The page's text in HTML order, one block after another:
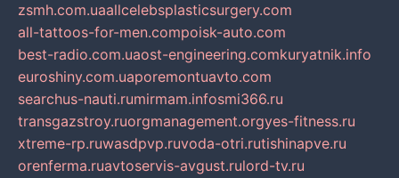
zsmh.com.uaallcelebsplasticsurgery.com
all-tattoos-for-men.compoisk-auto.com
best-radio.com.uaost-engineering.comkuryatnik.info
euroshiny.com.uaporemontuavto.com
searchus-nauti.rumirmam.infosmi366.ru
transgazstroy.ruorgmanagement.orgyes-fitness.ru
xtreme-rp.ruwasdpvp.ruvoda-otri.rutishinapve.ru
orenferma.ruavtoservis-avgust.rulord-tv.ru